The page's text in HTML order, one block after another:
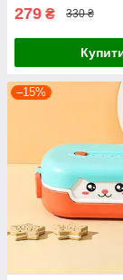
279 ₴ 330 ₴
–15%